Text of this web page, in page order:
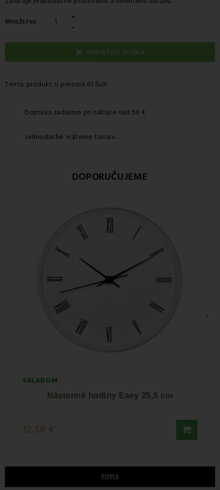
Množstvo +
-
 PRIDAŤ DO KOŠÍKA
Tento produkt si prezerá 61 ľudí
Doprava zadarmo pri nákupe nad 50 €
Jednoduché vrátenie tovaru
DOPORUČUJEME
SKLADOM
Nástenné hodiny Easy 25,5 cm
12,50 €
›
POPIS